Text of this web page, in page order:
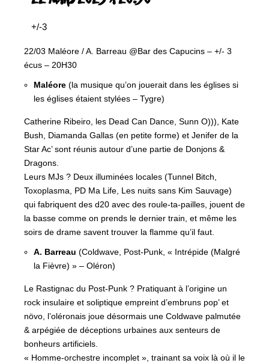
+/-3
22/03 Maléore / A. Barreau @Bar des Capucins – +/- 3
écus – 20H30
Maléore (la musique qu’on jouerait dans les églises si
les églises étaient stylées – Tygre)
Catherine Ribeiro, les Dead Can Dance, Sunn O))), Kate
Bush, Diamanda Gallas (en petite forme) et Jenifer de la
Star Ac’ sont réunis autour d’une partie de Donjons &
Dragons.
Leurs MJs ? Deux illuminées locales (Tunnel Bitch,
Toxoplasma, PD Ma Life, Les nuits sans Kim Sauvage)
qui fabriquent des d20 avec des roule-ta-pailles, jouent de
la basse comme on prends le dernier train, et même les
soirs de drame savent trouver la flamme qu’il faut.
A. Barreau (Coldwave, Post-Punk, « Intrépide (Malgré
la Fièvre) » – Oléron)
Le Rastignac du Post-Punk ? Pratiquant à l’origine un
rock insulaire et soliptique empreint d’embruns pop’ et
növo, l’oléronais joue désormais une Coldwave palmutée
& arpégiée de déceptions urbaines aux senteurs de
bonheurs artificiels.
« Homme-orchestre incomplet », trainant sa voix là où il le